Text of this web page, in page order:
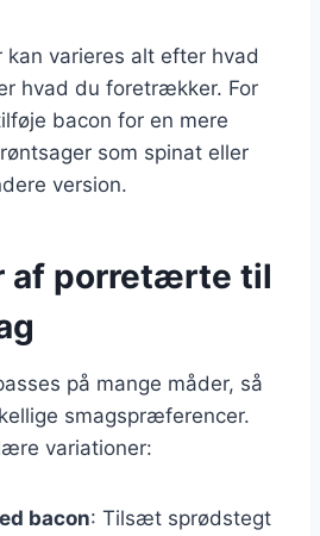
kan varieres alt efter hvad
hvad du foretrækker. For
bacon for en mere
som spinat eller
version.
af porretærte til
på mange måder, så
smagspræferencer.
variationer:
bacon: Tilsæt sprødstegt